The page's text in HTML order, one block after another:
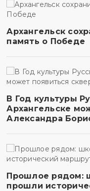
Архангельск
память о Победе
В Год культуры
Архангельске
Александра
Прошлое рядом:
прошли